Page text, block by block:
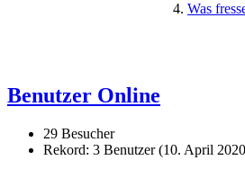
Was
Benutzer Online
29 Besucher
Rekord: 3 Benutzer (10. April